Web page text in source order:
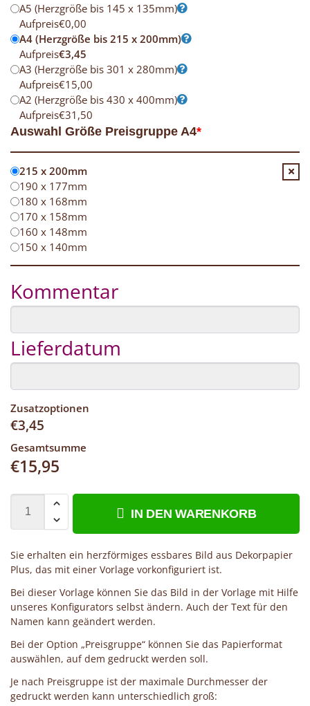
A5 (Herzgröße bis 145 x 135mm)
Aufpreis€0,00
A4 (Herzgröße bis 215 x 200mm)
Aufpreis€3,45
A3 (Herzgröße bis 301 x 280mm)
Aufpreis€15,00
A2 (Herzgröße bis 430 x 400mm)
Aufpreis€31,50
*
Auswahl Größe Preisgruppe A4
215 x 200mm
190 x 177mm
180 x 168mm
170 x 158mm
160 x 148mm
150 x 140mm
Kommentar
Lieferdatum
Zusatzoptionen
€3,45
Gesamtsumme
€15,95
IN DEN WARENKORB
Sie erhalten ein herzförmiges essbares Bild aus Dekorpapier
Plus, das mit einer Vorlage vorkonfiguriert ist.
Bei dieser Vorlage können Sie das Bild in der Vorlage mit Hilfe
unseres Konfigurators selbst ändern. Auch der Text für den
Namen kann geändert werden.
Bei der Option „Preisgruppe“ können Sie das Papierformat
auswählen, auf dem gedruckt werden soll.
Je nach Preisgruppe ist der maximale Durchmesser der
gedruckt werden kann unterschiedlich groß: